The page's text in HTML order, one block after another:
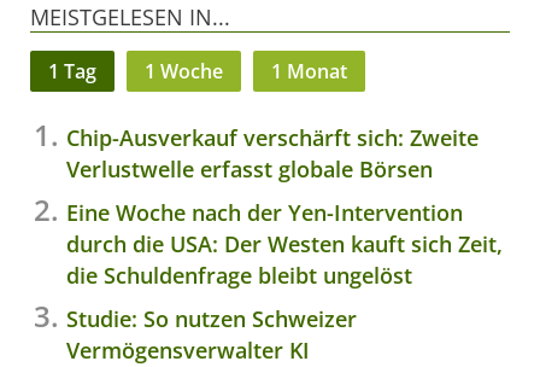
MEISTGELESEN IN...
1 Tag 1 Woche 1 Monat
Chip-Ausverkauf verschärft sich: Zweite
Verlustwelle erfasst globale Börsen
Eine Woche nach der Yen-Intervention
durch die USA: Der Westen kauft sich Zeit,
die Schuldenfrage bleibt ungelöst
Studie: So nutzen Schweizer
Vermögensverwalter KI